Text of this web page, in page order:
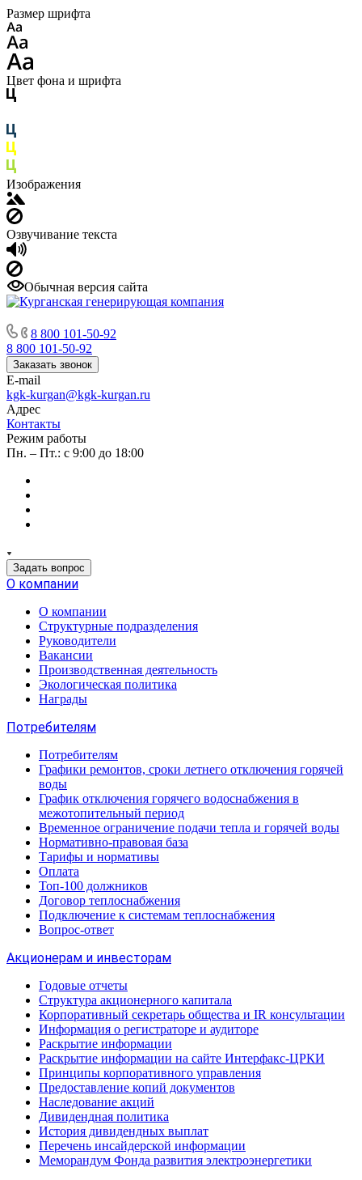
Размер шрифта
Цвет фона и шрифта
Изображения
Озвучивание текста
Обычная версия сайта
8 800 101-50-92
8 800 101-50-92
Заказать звонок
E-mail
kgk-kurgan@kgk-kurgan.ru
Адрес
Контакты
Режим работы
Пн. – Пт.: с 9:00 до 18:00
Задать вопрос
О компании
О компании
Структурные подразделения
Руководители
Вакансии
Производственная деятельность
Экологическая политика
Награды
Потребителям
Потребителям
Графики ремонтов, сроки летнего отключения горячей
воды
График отключения горячего водоснабжения в
межотопительный период
Временное ограничение подачи тепла и горячей воды
Нормативно-правовая база
Тарифы и нормативы
Оплата
Топ-100 должников
Договор теплоснабжения
Подключение к системам теплоснабжения
Вопрос-ответ
Акционерам и инвесторам
Годовые отчеты
Структура акционерного капитала
Корпоративный секретарь общества и IR консультации
Информация о регистраторе и аудиторе
Раскрытие информации
Раскрытие информации на сайте Интерфакс-ЦРКИ
Принципы корпоративного управления
Предоставление копий документов
Наследование акций
Дивидендная политика
История дивидендных выплат
Перечень инсайдерской информации
Меморандум Фонда развития электроэнергетики